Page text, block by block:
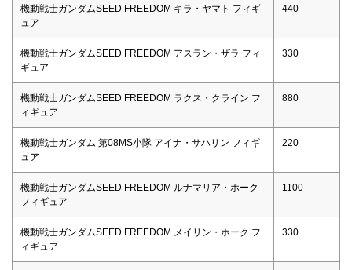
機動戦士ガンダムSEED FREEDOM キラ・ヤマト フィギ
ュア
440
機動戦士ガンダムSEED FREEDOM アスラン・ザラ フィ
ギュア
330
機動戦士ガンダムSEED FREEDOM ラクス・クライン フ
ィギュア
880
機動戦士ガンダム 第08MS小隊 アイナ・サハリン フィギ
ュア
220
機動戦士ガンダムSEED FREEDOM ルナマリア・ホーク
フィギュア
1100
機動戦士ガンダムSEED FREEDOM メイリン・ホーク フ
ィギュア
330